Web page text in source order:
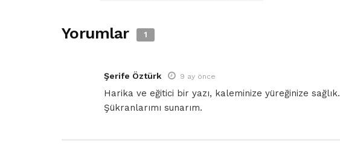
Yorumlar 1
Şerife Öztürk 9 ay önce
Harika ve eğitici bir yazı, kaleminize yüreğinize sağlık.
Şükranlarımı sunarım.